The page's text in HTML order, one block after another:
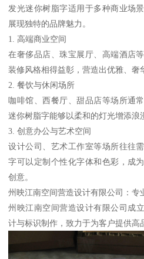
发光迷你树脂字适用于多种商业场
展现独特的品牌魅力。
1. 高端商业空间
在奢侈品店、珠宝展厅、高端酒店
装修风格相得益彰，营造出优雅、奢
2. 餐饮与休闲场所
咖啡馆、西餐厅、甜品店等场所通
迷你树脂字能够以柔和的灯光增添浪
3. 创意办公与艺术空间
设计公司、艺术工作室等场所往往
字可以定制个性化字体和色彩，成
创意。
州映江南空间营造设计有限公司：专
州映江南空间营造设计有限公司成
计与标识制作，致力于为客户提供高